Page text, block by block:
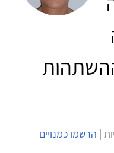
הרשמו כמנויים